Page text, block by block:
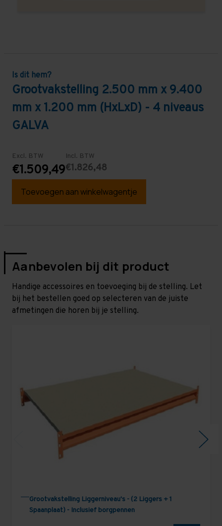
Is dit hem?
Grootvakstelling 2.500 mm x 9.400
mm x 1.200 mm (HxLxD) - 4 niveaus
GALVA
Excl. BTW
€1.509,49
Incl. BTW
€1.826,48
Toevoegen aan winkelwagentje
Aanbevolen bij dit product
Handige accessoires en toevoeging bij de stelling. Let
bij het bestellen goed op selecteren van de juiste
afmetingen die horen bij je stelling.
Grootvakstelling Liggerniveau's - (2 Liggers + 1
Spaanplaat) - Inclusief borgpennen